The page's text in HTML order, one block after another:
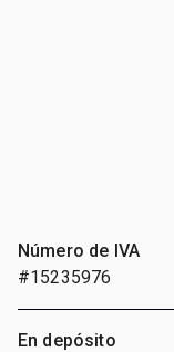
Número de IVA
#15235976
En depósito